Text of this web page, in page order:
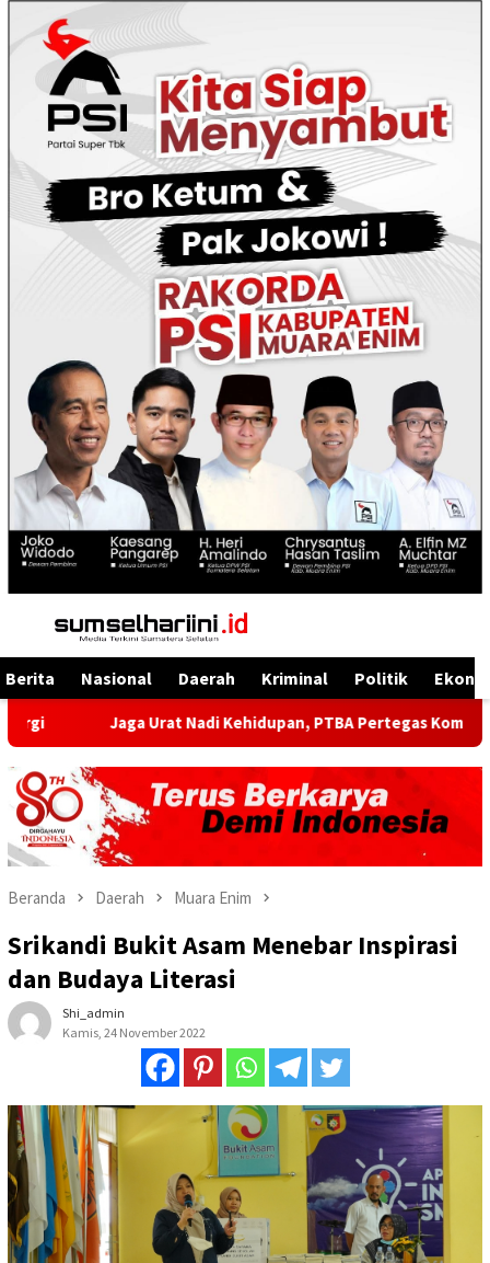
Menu
Mobile
Berita Nasional Daerah Kriminal Politik
Urat Nadi Kehidupan, PTBA Pertegas Komitmen
Beranda Daerah Muara Enim
Srikandi Bukit Asam Menebar Inspirasi
dan Budaya Literasi
Shi_admin
Kamis, 24 November 2022